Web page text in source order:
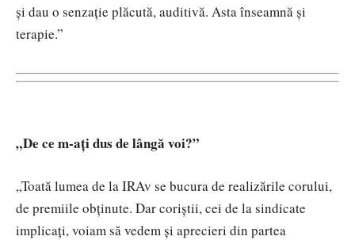
și dau o senzație plăcută, auditivă. Asta înseamnă și
terapie.”
„De ce m-ați dus de lângă voi?”
„Toată lumea de la IRAv se bucura de realizările corului,
de premiile obținute. Dar coriștii, cei de la sindicate
implicați, voiam să vedem și aprecieri din partea